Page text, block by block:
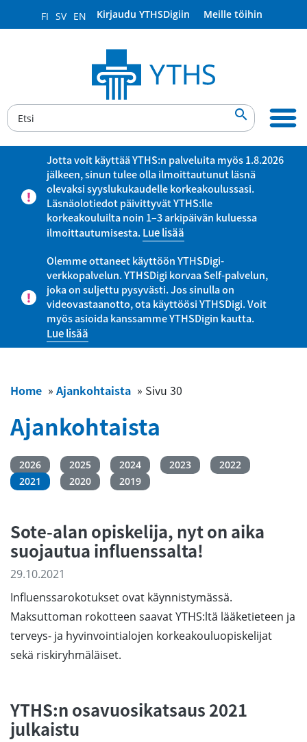
FI SV EN Kirjaudu YTHSDigiin Meille töihin

Jotta voit käyttää YTHS:n palveluita myös 1.8.2026
jälkeen, sinun tulee olla ilmoittautunut läsnä
olevaksi syyslukukaudelle korkeakoulussasi.
Läsnäolotiedot päivittyvät YTHS:lle
korkeakouluilta noin 1–3 arkipäivän kuluessa
ilmoittautumisesta.Lue lisää
Olemme ottaneet käyttöön YTHSDigi-
verkkopalvelun. YTHSDigi korvaa Self-palvelun,
joka on suljettu pysyvästi. Jos sinulla on
videovastaanotto, ota käyttöösi YTHSDigi. Voit
myös asioida kanssamme YTHSDigin kautta.
Lue lisää
Home » Ajankohtaista » Sivu 30
Ajankohtaista
2026 2025 2024 2023
2022
2021
2020 2019
Sote-alan opiskelija, nyt on aika
suojautua influenssalta!
29.10.2021
Influenssarokotukset ovat käynnistymässä.
Maksuttoman rokotteen saavat YTHS:ltä lääketieteen ja
terveys- ja hyvinvointialojen korkeakouluopiskelijat
sekä riskiryhmäläiset.
YTHS:n osavuosikatsaus 2021
julkaistu